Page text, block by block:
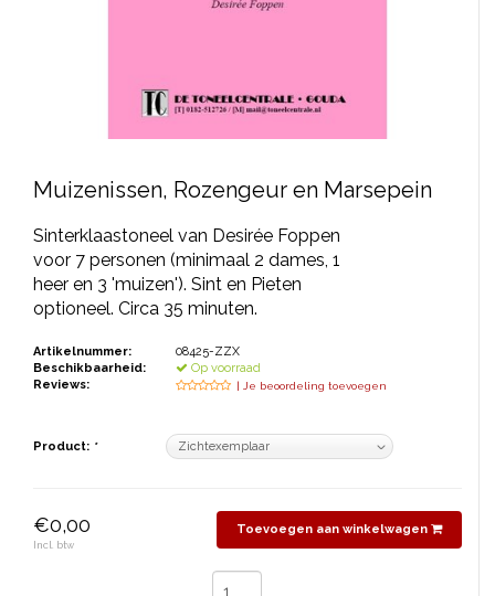
SKETCHES
Muizenissen, Rozengeur en Marsepein
Sinterklaastoneel van Desirée Foppen
voor 7 personen (minimaal 2 dames, 1
heer en 3 'muizen'). Sint en Pieten
optioneel. Circa 35 minuten.
Artikelnummer:
08425-ZZX
Beschikbaarheid:
Op voorraad
Reviews:
| Je beoordeling toevoegen
Product: *
€0,00
Incl. btw
Toevoegen aan winkelwagen